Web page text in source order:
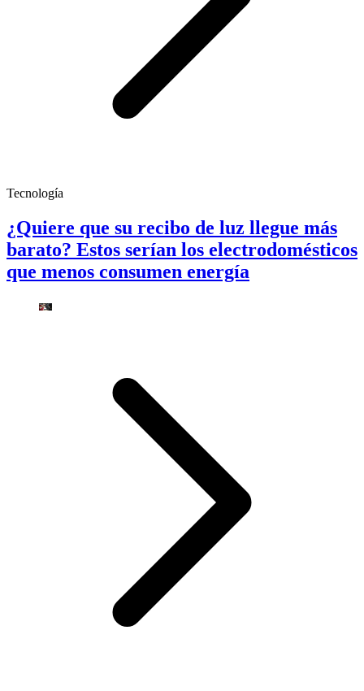
Tecnología
¿Quiere que su recibo de luz llegue más
barato? Estos serían los electrodomésticos
que menos consumen energía